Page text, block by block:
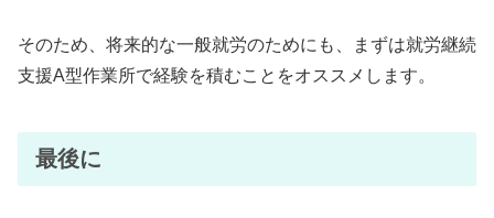
そのため、将来的な一般就労のためにも、まずは就労継続
支援A型作業所で経験を積むことをオススメします。
最後に